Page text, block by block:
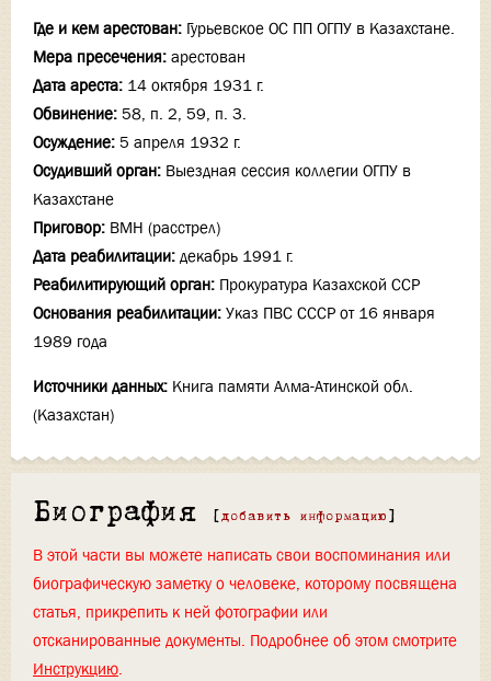
Где и кем арестован: Гурьевское ОС ПП ОГПУ в Казахстане.
Мера пресечения: арестован
Дата ареста: 14 октября 1931 г.
Обвинение: 58, п. 2, 59, п. 3.
Осуждение: 5 апреля 1932 г.
Осудивший орган: Выездная сессия коллегии ОГПУ в
Казахстане
Приговор: ВМН (расстрел)
Дата реабилитации: декабрь 1991 г.
Реабилитирующий орган: Прокуратура Казахской ССР
Основания реабилитации: Указ ПВС СССР от 16 января
1989 года
Источники данных: Книга памяти Алма-Атинской обл.
(Казахстан)
Биография [ добавить информацию ]
В этой части вы можете написать свои воспоминания или
биографическую заметку о человеке, которому посвящена
статья, прикрепить к ней фотографии или
отсканированные документы. Подробнее об этом смотрите
Инструкцию.